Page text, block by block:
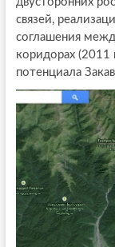
связей,
соглашения
коридорах (2011
потенциала